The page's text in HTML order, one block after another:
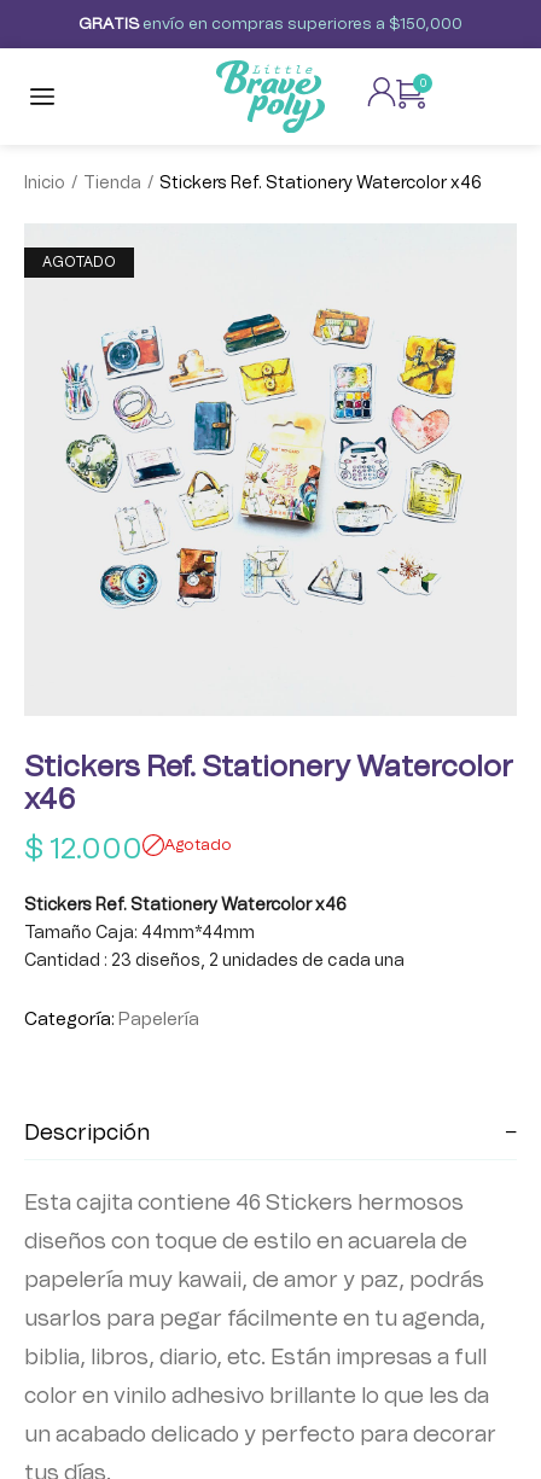
GRAT S envío en compras superiores a $150,000
0
Inicio / Tienda / Stickers Ref. Stationery Watercolor x46
AGOTADO
Stickers Ref. Stationery Watercolor
x46
$ 12.000 Agotado
Stickers Ref. Stationery Watercolor x46
Tamaño Caja: 44mm*44mm
Cantidad : 23 diseños, 2 unidades de cada una
Categoría: Papelería
Descripción
Esta cajita contiene 46 Stickers hermosos
diseños con toque de estilo en acuarela de
papelería muy kawaii, de amor y paz, podrás
usarlos para pegar fácilmente en tu agenda,
biblia, libros, diario, etc. Están impresas a full
color en vinilo adhesivo brillante lo que les da
un acabado delicado y perfecto para decorar
tus días.